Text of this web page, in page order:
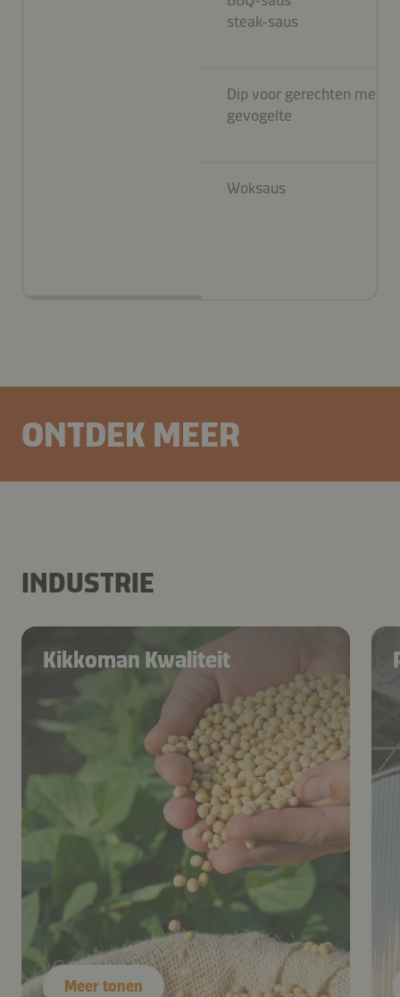
steak-saus
Dip voor gerechten met
gevogelte
Woksaus
ONTDEK MEER
INDUSTRIE
Kikkoman Kwaliteit
Meer tonen